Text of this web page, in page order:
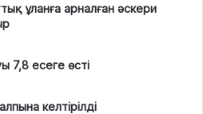
ұланға арналған әскери
7,8 есеге өсті
келтірілді